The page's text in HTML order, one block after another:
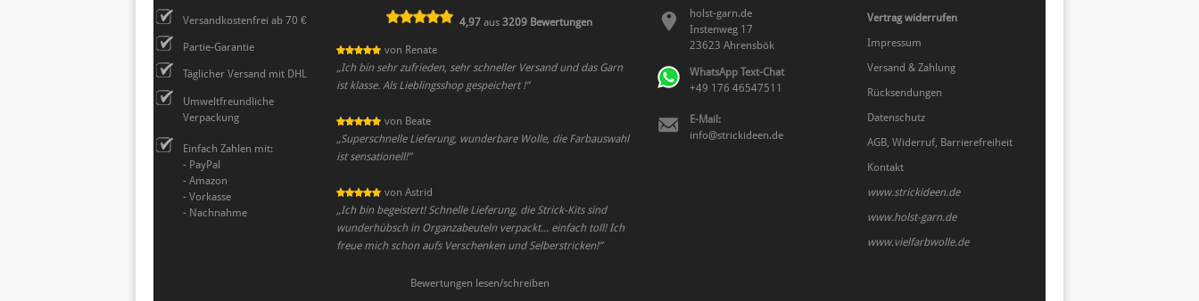
Versandkostenfrei ab 70 €
Partie-Garantie
Täglicher Versand mit DHL
Umweltfreundliche
Verpackung
Einfach Zahlen mit:
- PayPal
- Amazon
- Vorkasse
- Nachnahme
4,97 aus3209 Bewertungen
von Renate
„Ich bin sehr zufrieden, sehr schneller Versand und das Garn
ist klasse. Als Lieblingsshop gespeichert !”
von Beate
„Superschnelle Lieferung, wunderbare Wolle, die Farbauswahl
ist sensationell!”
von Astrid
„Ich bin begeistert! Schnelle Lieferung, die Strick-Kits sind
wunderhübsch in Organzabeuteln verpackt... einfach toll! Ich
freue mich schon aufs Verschenken und Selberstricken!”
Bewertungen lesen/schreiben
holst-garn.de
Instenweg 17
23623 Ahrensbök
WhatsApp Text-Chat
+49 176 46547511
E-Mail:
info@strickideen.de
Vertrag widerrufen
Impressum
Versand & Zahlung
Rücksendungen
Datenschutz
AGB, Widerruf, Barrierefreiheit
Kontakt
www.strickideen.de
www.holst-garn.de
www.vielfarbwolle.de